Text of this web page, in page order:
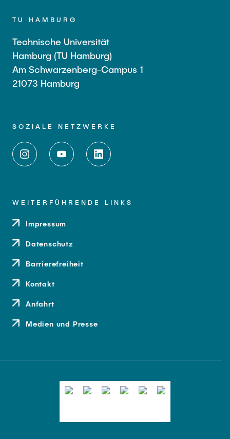
TU HAMBURG
Technische Universität
Hamburg (TU Hamburg)
Am Schwarzenberg-Campus 1
21073 Hamburg
SOZIALE NETZWERKE
WEITERFÜHRENDE LINKS
Impressum
Datenschutz
Barrierefreiheit
Kontakt
Anfahrt
Medien und Presse